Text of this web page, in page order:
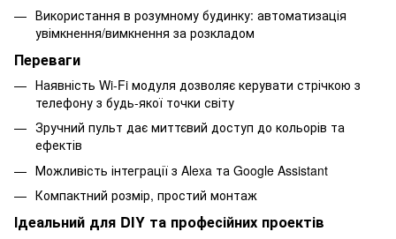
Використання в розумному будинку: автоматизація
увімкнення/вимкнення за розкладом
Переваги
Наявність Wi-Fi модуля дозволяє керувати стрічкою з
телефону з будь-якої точки світу
Зручний пульт дає миттєвий доступ до кольорів та
ефектів
Можливість інтеграції з Alexa та Google Assistant
Компактний розмір, простий монтаж
Ідеальний для DIY та професійних проектів